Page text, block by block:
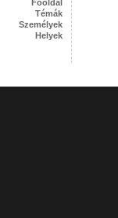
Főoldal
Témák
Személyek
Helyek